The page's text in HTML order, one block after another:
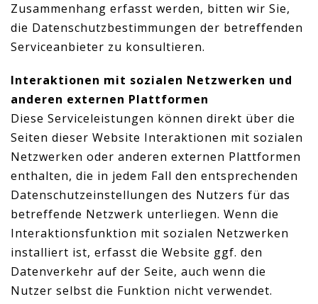
Zusammenhang erfasst werden, bitten wir Sie,
die Datenschutzbestimmungen der betreffenden
Serviceanbieter zu konsultieren.
Interaktionen mit sozialen Netzwerken und
anderen externen Plattformen
Diese Serviceleistungen können direkt über die
Seiten dieser Website Interaktionen mit sozialen
Netzwerken oder anderen externen Plattformen
enthalten, die in jedem Fall den entsprechenden
Datenschutzeinstellungen des Nutzers für das
betreffende Netzwerk unterliegen. Wenn die
Interaktionsfunktion mit sozialen Netzwerken
installiert ist, erfasst die Website ggf. den
Datenverkehr auf der Seite, auch wenn die
Nutzer selbst die Funktion nicht verwendet.